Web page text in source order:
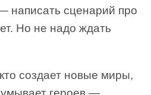
написать сценарий про
Но не надо ждать
создает новые миры,